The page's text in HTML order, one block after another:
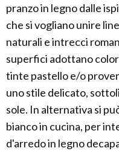
pranzo in legno dalle
che si vogliano unire
naturali e intrecci
superfici adottano
tinte pastello e/o
uno stile delicato,
sole. In alternativa si
bianco in cucina, per
d'arredo in legno